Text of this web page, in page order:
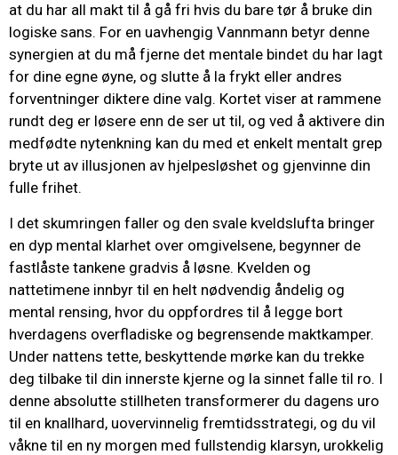
at du har all makt til å gå fri hvis du bare tør å bruke din
logiske sans. For en uavhengig Vannmann betyr denne
synergien at du må fjerne det mentale bindet du har lagt
for dine egne øyne, og slutte å la frykt eller andres
forventninger diktere dine valg. Kortet viser at rammene
rundt deg er løsere enn de ser ut til, og ved å aktivere din
medfødte nytenkning kan du med et enkelt mentalt grep
bryte ut av illusjonen av hjelpesløshet og gjenvinne din
fulle frihet.
I det skumringen faller og den svale kveldslufta bringer
en dyp mental klarhet over omgivelsene, begynner de
fastlåste tankene gradvis å løsne. Kvelden og
nattetimene innbyr til en helt nødvendig åndelig og
mental rensing, hvor du oppfordres til å legge bort
hverdagens overfladiske og begrensende maktkamper.
Under nattens tette, beskyttende mørke kan du trekke
deg tilbake til din innerste kjerne og la sinnet falle til ro. I
denne absolutte stillheten transformerer du dagens uro
til en knallhard, uovervinnelig fremtidsstrategi, og du vil
våkne til en ny morgen med fullstendig klarsyn, urokkelig